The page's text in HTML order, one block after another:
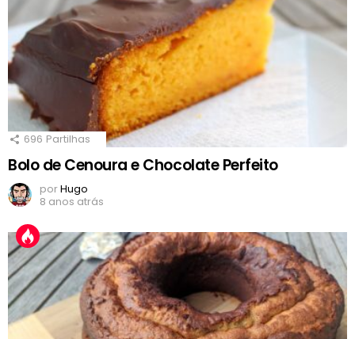
696 Partilhas
Bolo de Cenoura e Chocolate Perfeito
porHugo
8 anos atrás